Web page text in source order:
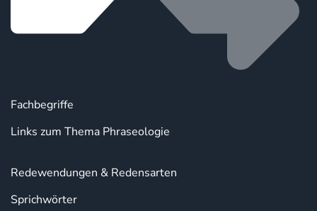
Fachbegriffe
Links zum Thema Phraseologie
Redewendungen & Redensarten
Sprichwörter